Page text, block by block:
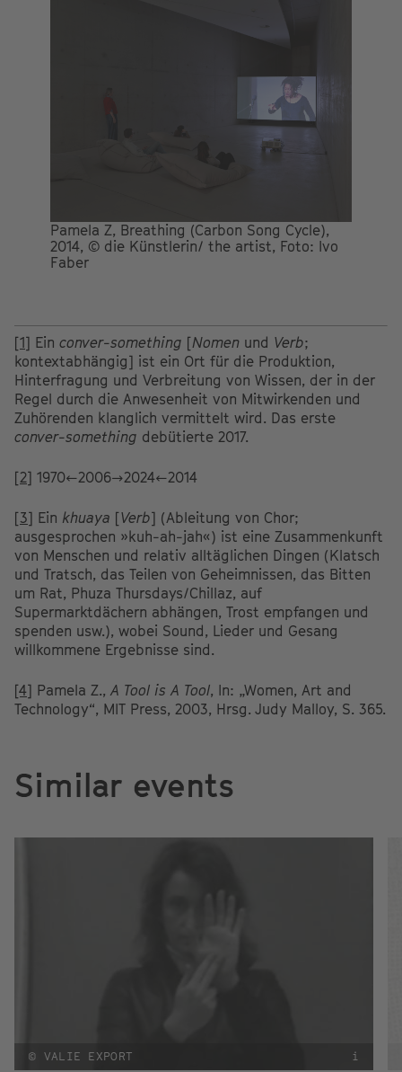
Pamela Z, Breathing (Carbon Song Cycle),
2014, © die Künstlerin/ the artist, Foto: Ivo
Faber
[1] Ein conver-something [Nomen und Verb;
kontextabhängig] ist ein Ort für die Produktion,
Hinterfragung und Verbreitung von Wissen, der in der
Regel durch die Anwesenheit von Mitwirkenden und
Zuhörenden klanglich vermittelt wird. Das erste
conver-something debütierte 2017.
[2] 1970←2006→2024←2014
[3] Ein khuaya [Verb] (Ableitung von Chor;
ausgesprochen »kuh-ah-jah«) ist eine Zusammenkunft
von Menschen und relativ alltäglichen Dingen (Klatsch
und Tratsch, das Teilen von Geheimnissen, das Bitten
um Rat, Phuza Thursdays/Chillaz, auf
Supermarktdächern abhängen, Trost empfangen und
spenden usw.), wobei Sound, Lieder und Gesang
willkommene Ergebnisse sind.
[4] Pamela Z., A Tool is A Tool, In: „Women, Art and
Technology“, MIT Press, 2003, Hrsg. Judy Malloy, S. 365.
Similar events
© VALIE EXPORT i